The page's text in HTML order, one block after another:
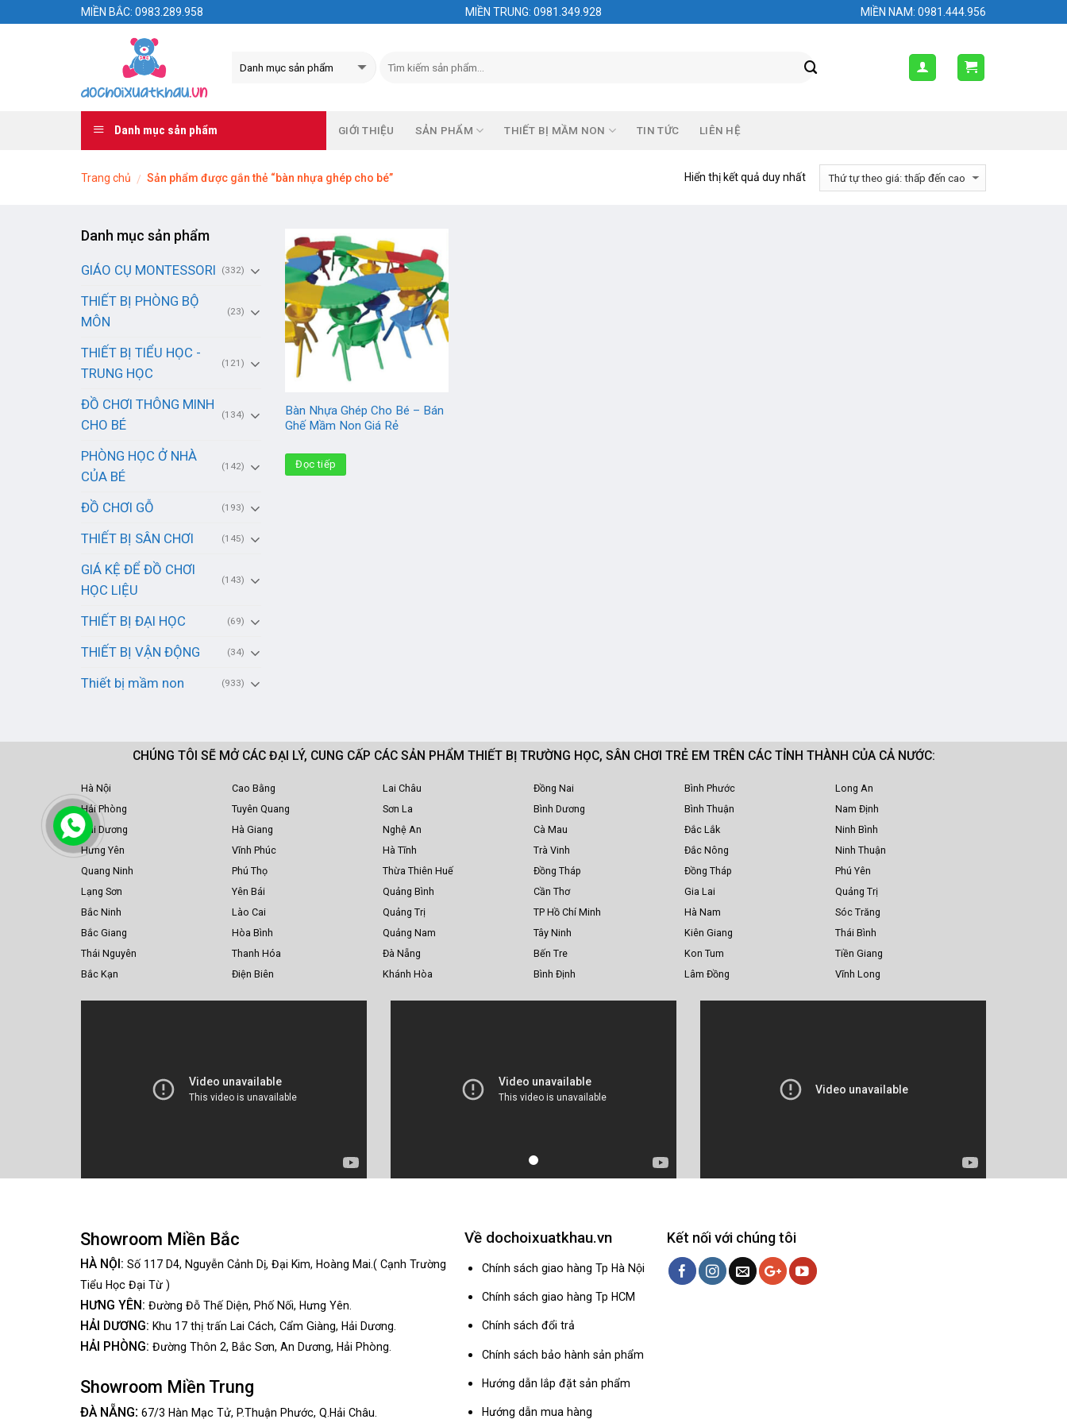
MIỀN BẮC: 0983.289.958 MIỀN TRUNG: 0981.349.928 MIỀN NAM: 0981.444.956
Danh mục sản phẩm GIỚI THIỆU SẢN PHẨM THIẾT BỊ MẦM NON TIN TỨC LIÊN HỆ
Trang chủ / Sản phẩm được gắn thẻ “bàn nhựa ghép cho bé” Hiển thị kết quả duy nhất
Danh mục sản phẩm
GIÁO CỤ MONTESSORI (332)
THIẾT BỊ PHÒNG BỘ
MÔN
(23)
THIẾT BỊ TIỂU HỌC -
TRUNG HỌC
(121)
ĐỒ CHƠI THÔNG MINH
CHO BÉ
(134)
PHÒNG HỌC Ở NHÀ
CỦA BÉ
(142)
ĐỒ CHƠI GỖ (193)
THIẾT BỊ SÂN CHƠI (145)
GIÁ KỆ ĐỂ ĐỒ CHƠI
HỌC LIỆU
(143)
THIẾT BỊ ĐẠI HỌC (69)
THIẾT BỊ VẬN ĐỘNG (34)
Thiết bị mầm non (933)
Bàn Nhựa Ghép Cho Bé – Bán
Ghế Mầm Non Giá Rẻ
Đọc tiếp
CHÚNG TÔI SẼ MỞ CÁC ĐẠI LÝ, CUNG CẤP CÁC SẢN PHẨM THIẾT BỊ TRƯỜNG HỌC, SÂN CHƠI TRẺ EM TRÊN CÁC TỈNH THÀNH CỦA CẢ NƯỚC:
Hà Nội
Hải Phòng
Hải Dương
Hưng Yên
Quang Ninh
Lạng Sơn
Bắc Ninh
Bắc Giang
Thái Nguyên
Bắc Kạn
Cao Bằng
Tuyên Quang
Hà Giang
Vĩnh Phúc
Phú Thọ
Yên Bái
Lào Cai
Hòa Bình
Thanh Hóa
Điện Biên
Lai Châu
Sơn La
Nghệ An
Hà Tĩnh
Thừa Thiên Huế
Quảng Bình
Quảng Trị
Quảng Nam
Đà Nẵng
Khánh Hòa
Đồng Nai
Bình Dương
Cà Mau
Trà Vinh
Đồng Tháp
Cần Thơ
TP Hồ Chí Minh
Tây Ninh
Bến Tre
Bình Định
Bình Phước
Bình Thuận
Đắc Lắk
Đắc Nông
Đồng Tháp
Gia Lai
Hà Nam
Kiên Giang
Kon Tum
Lâm Đồng
Long An
Nam Định
Ninh Bình
Ninh Thuận
Phú Yên
Quảng Trị
Sóc Trăng
Thái Bình
Tiền Giang
Vĩnh Long
Showroom Miền Bắc
HÀ NỘI: Số 117 D4, Nguyễn Cảnh Dị, Đại Kim, Hoàng Mai.( Cạnh Trường
Tiểu Học Đại Từ )
HƯNG YÊN: Đường Đỗ Thế Diện, Phố Nối, Hưng Yên.
HẢI DƯƠNG: Khu 17 thị trấn Lai Cách, Cẩm Giàng, Hải Dương.
HẢI PHÒNG: Đường Thôn 2, Bắc Sơn, An Dương, Hải Phòng.
Showroom Miền Trung
ĐÀ NẴNG: 67/3 Hàn Mạc Tử, P.Thuận Phước, Q.Hải Châu.
Về dochoixuatkhau.vn
Chính sách giao hàng Tp Hà Nội
Chính sách giao hàng Tp HCM
Chính sách đổi trả
Chính sách bảo hành sản phẩm
Hướng dẫn lắp đặt sản phẩm
Hướng dẫn mua hàng
Kết nối với chúng tôi